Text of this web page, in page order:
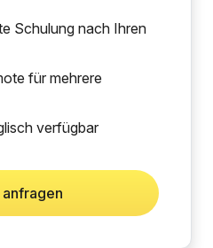
Schulung nach Ihren
für mehrere
verfügbar